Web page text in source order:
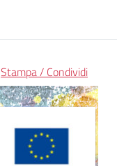
Stampa / Condividi